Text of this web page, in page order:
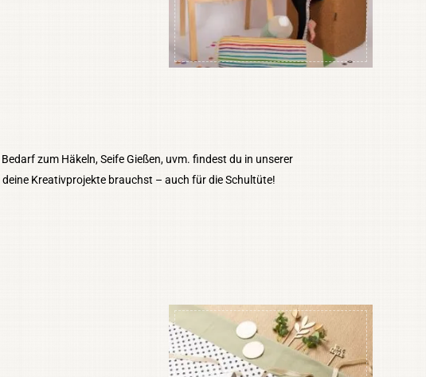
zum Häkeln, Seife Gießen, uvm. findest du in unserer
Kreativprojekte brauchst – auch für die Schultüte!